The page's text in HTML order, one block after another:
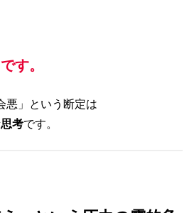
す。
悪」という断定は
考です。